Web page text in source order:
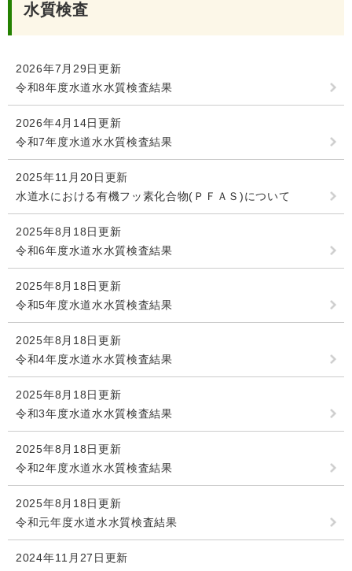
水質検査
2026年7月29日更新
令和8年度水道水水質検査結果
2026年4月14日更新
令和7年度水道水水質検査結果
2025年11月20日更新
水道水における有機フッ素化合物(ＰＦＡＳ)について
2025年8月18日更新
令和6年度水道水水質検査結果
2025年8月18日更新
令和5年度水道水水質検査結果
2025年8月18日更新
令和4年度水道水水質検査結果
2025年8月18日更新
令和3年度水道水水質検査結果
2025年8月18日更新
令和2年度水道水水質検査結果
2025年8月18日更新
令和元年度水道水水質検査結果
2024年11月27日更新